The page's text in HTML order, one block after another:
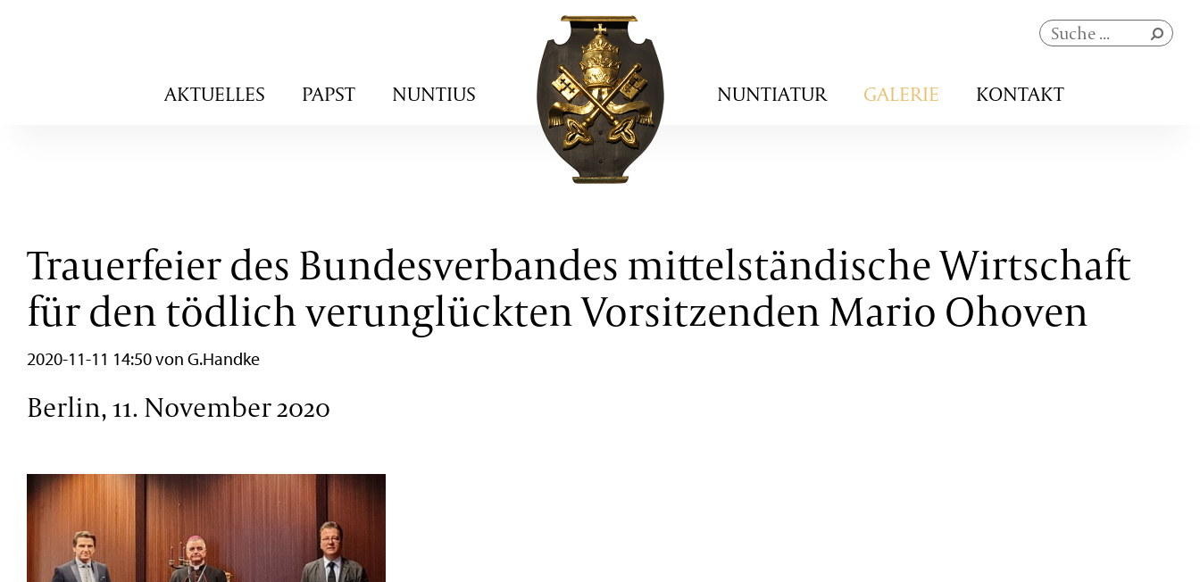
Navigation
überspringen
AKTUELLES PAPST NUNTIUS
Navigation
überspringen
NUNTIATUR GALERIE KONTAKT
Trauerfeier des Bundesverbandes mittelständische Wirtschaft
für den tödlich verunglückten Vorsitzenden Mario Ohoven
2020-11-11 14:50von G.Handke
Berlin, 11. November 2020